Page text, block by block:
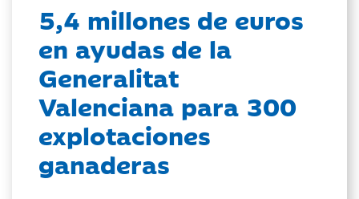
5,4 millones de euros
en ayudas de la
Generalitat
Valenciana para 300
explotaciones
ganaderas